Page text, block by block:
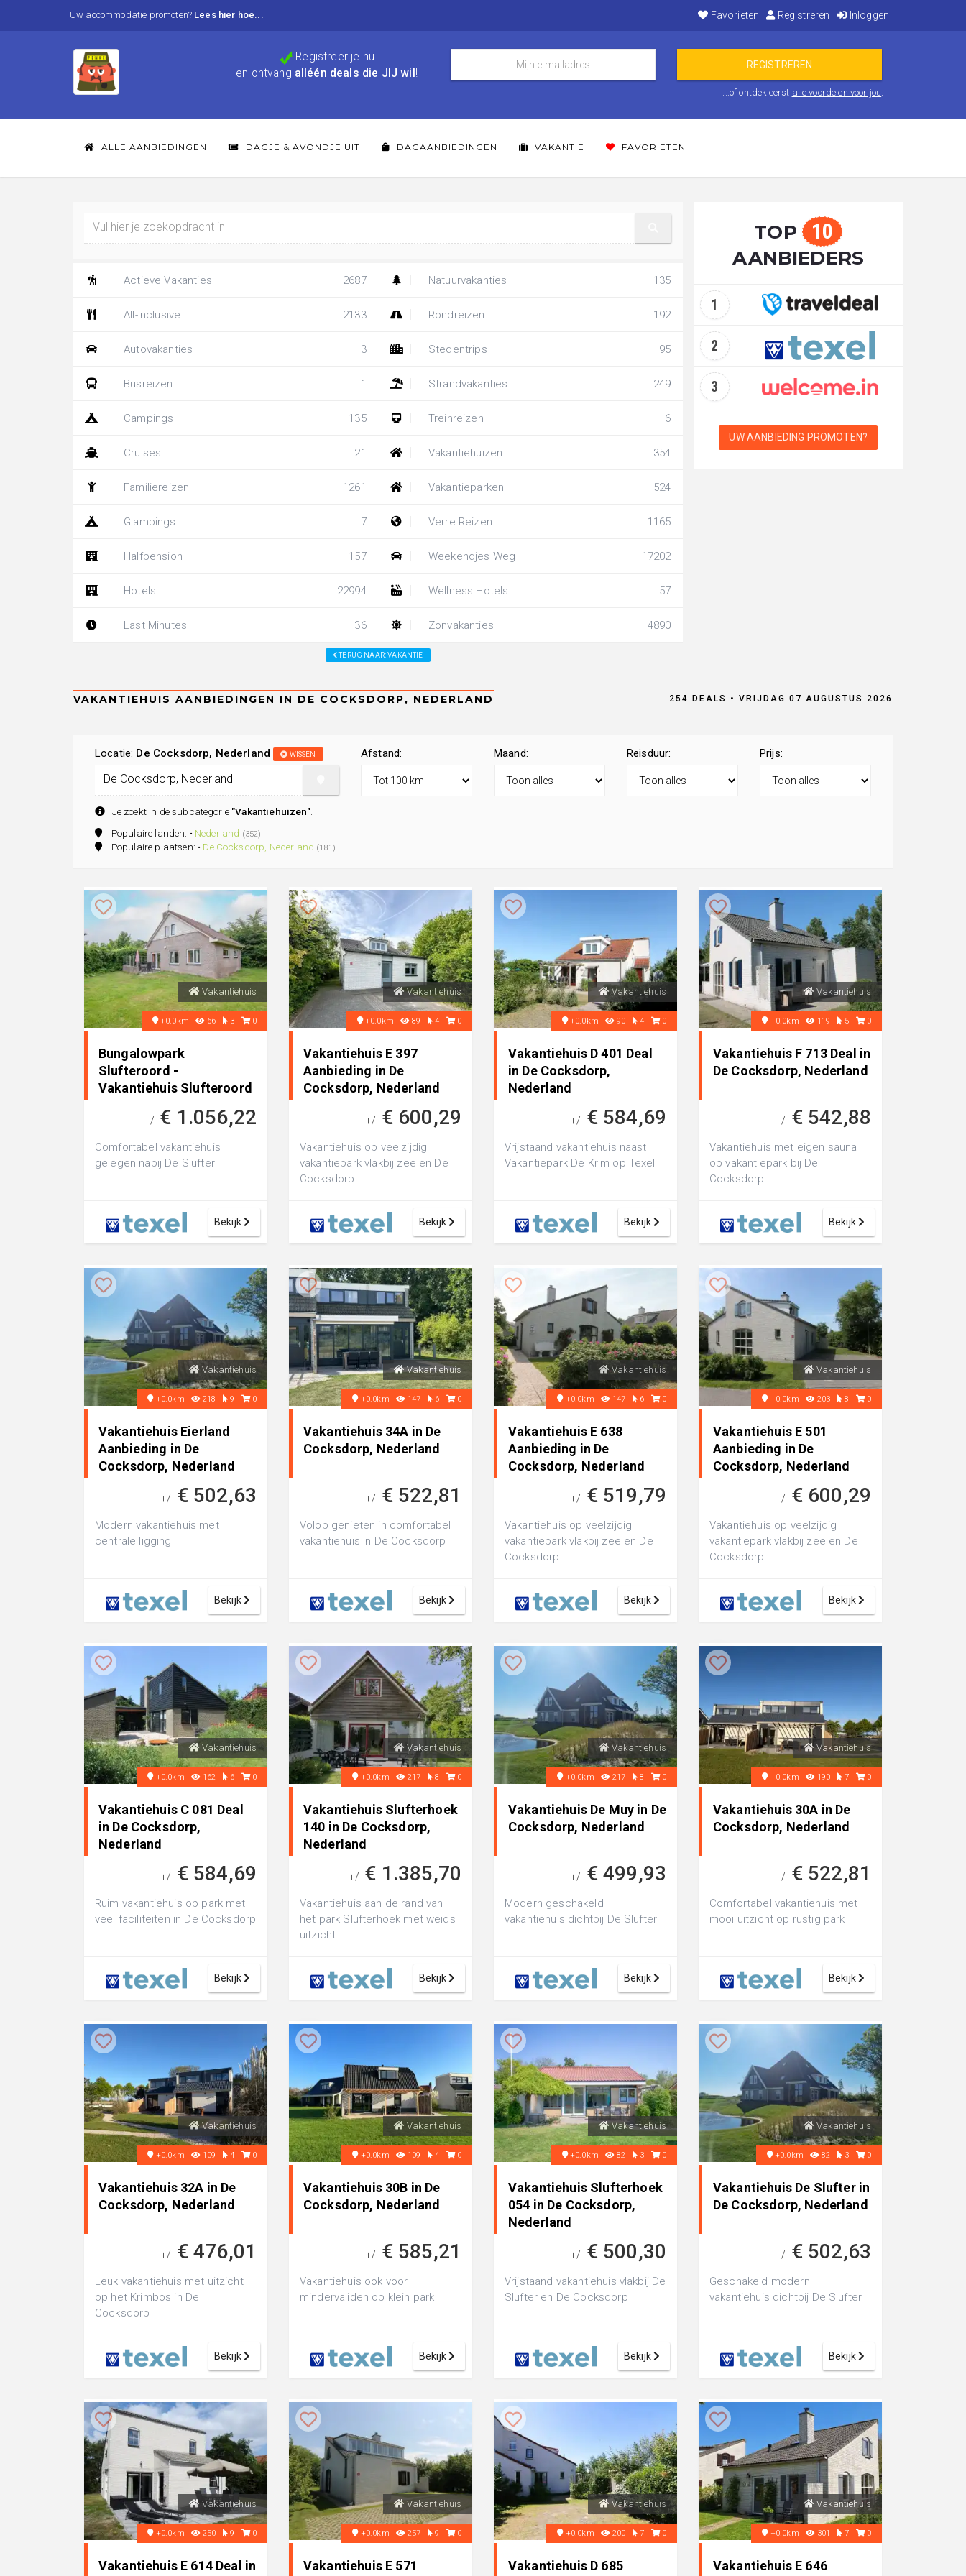
Uw accommodatie promoten? Lees hier hoe... Favorieten Registreren Inloggen
Registreer je nu
en ontvang alléén deals die JIJ wil !
...of ontdek eerst alle voordelen voor jou.
ALLE AANBIEDINGEN DAGJE & AVONDJE UIT DAGAANBIEDINGEN VAKANTIE FAVORIETEN
Actieve Vakanties 2687
All-inclusive 2133
Autovakanties 3
Busreizen 1
Campings 135
Cruises 21
Familiereizen 1261
Glampings 7
Halfpension 157
Hotels 22994
Last Minutes 36
Natuurvakanties 135
Rondreizen 192
Stedentrips 95
Strandvakanties 249
Treinreizen 6
Vakantiehuizen 354
Vakantieparken 524
Verre Reizen 1165
Weekendjes Weg 17202
Wellness Hotels 57
Zonvakanties 4890
TERUG NAAR: VAKANTIE
TOP 10
AANBIEDERS
1
2
3
UW AANBIEDING PROMOTEN?
254 DEALS • VRIJDAG 07 AUGUSTUS 2026
Locatie: De Cocksdorp, Nederland WISSEN
Je zoekt in de subcategorie "Vakantiehuizen".
Afstand: Maand: Reisduur: Prijs:
Populaire landen: • Nederland (352)
Populaire plaatsen: • De Cocksdorp, Nederland (181)
Vakantiehuis
+0.0km 66 3 0
Bungalowpark
Slufteroord -
Vakantiehuis Slufteroord
Nederland
+/- € 1.056,22
Comfortabel vakantiehuis
gelegen nabij De Slufter
Bekijk
Vakantiehuis
+0.0km 89 4 0
Vakantiehuis E 397
Aanbieding in De
Cocksdorp, Nederland
+/- € 600,29
Vakantiehuis op veelzijdig
vakantiepark vlakbij zee en De
Cocksdorp
Bekijk
Vakantiehuis
+0.0km 90 4 0
Vakantiehuis D 401 Deal
in De Cocksdorp,
Nederland
+/- € 584,69
Vrijstaand vakantiehuis naast
Vakantiepark De Krim op Texel
Bekijk
Vakantiehuis
+0.0km 119 5 0
Vakantiehuis F 713 Deal in
De Cocksdorp, Nederland
+/- € 542,88
Vakantiehuis met eigen sauna
op vakantiepark bij De
Cocksdorp
Bekijk
Vakantiehuis
+0.0km 218 9 0
Vakantiehuis Eierland
Aanbieding in De
Cocksdorp, Nederland
+/- € 502,63
Modern vakantiehuis met
centrale ligging
Bekijk
Vakantiehuis
+0.0km 147 6 0
Vakantiehuis 34A in De
Cocksdorp, Nederland
+/- € 522,81
Volop genieten in comfortabel
vakantiehuis in De Cocksdorp
Bekijk
Vakantiehuis
+0.0km 147 6 0
Vakantiehuis E 638
Aanbieding in De
Cocksdorp, Nederland
+/- € 519,79
Vakantiehuis op veelzijdig
vakantiepark vlakbij zee en De
Cocksdorp
Bekijk
Vakantiehuis
+0.0km 203 8 0
Vakantiehuis E 501
Aanbieding in De
Cocksdorp, Nederland
+/- € 600,29
Vakantiehuis op veelzijdig
vakantiepark vlakbij zee en De
Cocksdorp
Bekijk
Vakantiehuis
+0.0km 162 6 0
Vakantiehuis C 081 Deal
in De Cocksdorp,
Nederland
+/- € 584,69
Ruim vakantiehuis op park met
veel faciliteiten in De Cocksdorp
Bekijk
Vakantiehuis
+0.0km 217 8 0
Vakantiehuis Slufterhoek
140 in De Cocksdorp,
Nederland
+/- € 1.385,70
Vakantiehuis aan de rand van
het park Slufterhoek met weids
uitzicht
Bekijk
Vakantiehuis
+0.0km 217 8 0
Vakantiehuis De Muy in De
Cocksdorp, Nederland
+/- € 499,93
Modern geschakeld
vakantiehuis dichtbij De Slufter
Bekijk
Vakantiehuis
+0.0km 190 7 0
Vakantiehuis 30A in De
Cocksdorp, Nederland
+/- € 522,81
Comfortabel vakantiehuis met
mooi uitzicht op rustig park
Bekijk
Vakantiehuis
+0.0km 109 4 0
Vakantiehuis 32A in De
Cocksdorp, Nederland
+/- € 476,01
Leuk vakantiehuis met uitzicht
op het Krimbos in De
Cocksdorp
Bekijk
Vakantiehuis
+0.0km 109 4 0
Vakantiehuis 30B in De
Cocksdorp, Nederland
+/- € 585,21
Vakantiehuis ook voor
mindervaliden op klein park
Bekijk
Vakantiehuis
+0.0km 82 3 0
Vakantiehuis Slufterhoek
054 in De Cocksdorp,
Nederland
+/- € 500,30
Vrijstaand vakantiehuis vlakbij De
Slufter en De Cocksdorp
Bekijk
Vakantiehuis
+0.0km 82 3 0
Vakantiehuis De Slufter in
De Cocksdorp, Nederland
+/- € 502,63
Geschakeld modern
vakantiehuis dichtbij De Slufter
Bekijk
Vakantiehuis
+0.0km 250 9 0
Vakantiehuis E 614 Deal in
Vakantiehuis
+0.0km 257 9 0
Vakantiehuis E 571
Vakantiehuis
+0.0km 200 7 0
Vakantiehuis D 685
Vakantiehuis
+0.0km 301 7 0
Vakantiehuis E 646